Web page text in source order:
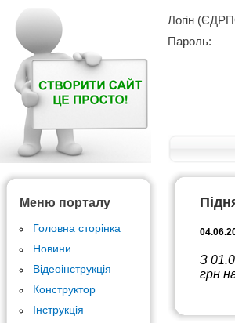
Логін
Пароль:
Меню порталу
Головна сторінка
Новини
Відеоінструкція
Конструктор
Інструкція
З
грн